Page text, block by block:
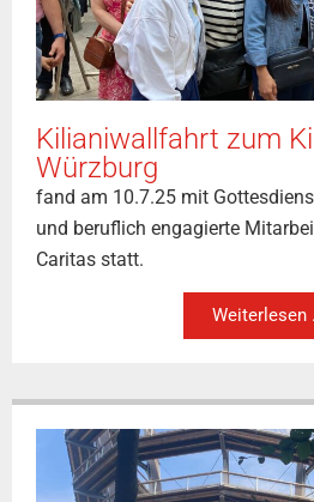
Kilianiwallfahrt zum
Würzburg
fand am 10.7.25 mit
und beruflich engagierte
Caritas statt.
Weiterlesen